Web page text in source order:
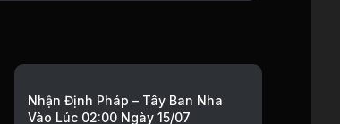
Nhận Định Pháp – Tây Ban Nha
Vào Lúc 02:00 Ngày 15/07